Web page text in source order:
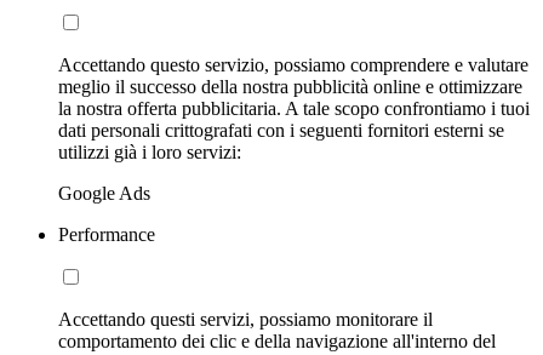
Accettando questo servizio, possiamo comprendere e valutare
meglio il successo della nostra pubblicità online e ottimizzare
la nostra offerta pubblicitaria. A tale scopo confrontiamo i tuoi
dati personali crittografati con i seguenti fornitori esterni se
utilizzi già i loro servizi:
Google Ads
Performance
Accettando questi servizi, possiamo monitorare il
comportamento dei clic e della navigazione all'interno del